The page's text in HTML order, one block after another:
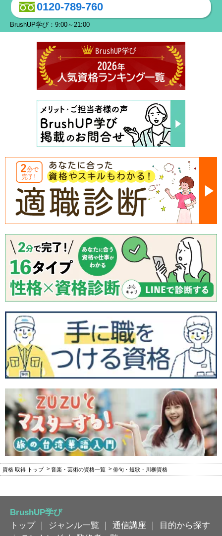
0120-789-760
BrushUP学び：9:00～21:00
資格 取得 トップ 音楽・芸術の資格一覧 俳句・短歌・川柳資格
BrushUP学び
トップ｜ ジャンル一覧 ｜ 通信講座 ｜
目的から探す